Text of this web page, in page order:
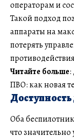
операторам и
Такой подход
аппараты на
потерять
Читайте больше:
ПВО: как новая
Оба
что